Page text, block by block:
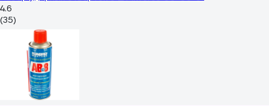
4.6
(35)